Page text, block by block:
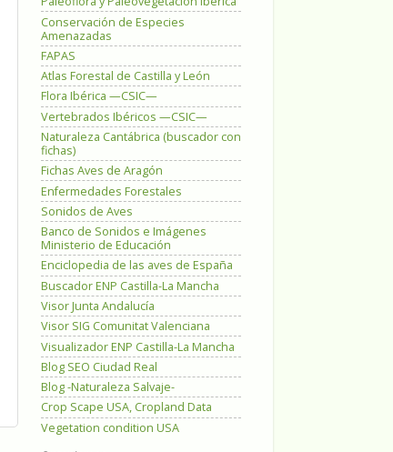
Conservación de Especies
Amenazadas
FAPAS
Atlas Forestal de Castilla y León
Flora Ibérica —CSIC—
Vertebrados Ibéricos —CSIC—
Naturaleza Cantábrica (buscador con
fichas)
Fichas Aves de Aragón
Enfermedades Forestales
Sonidos de Aves
Banco de Sonidos e Imágenes
Ministerio de Educación
Enciclopedia de las aves de España
Buscador ENP Castilla-La Mancha
Visor Junta Andalucía
Visor SIG Comunitat Valenciana
Visualizador ENP Castilla-La Mancha
Blog SEO Ciudad Real
Blog -Naturaleza Salvaje-
Crop Scape USA, Cropland Data
Vegetation condition USA